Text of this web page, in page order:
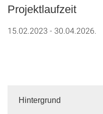
Projektlaufzeit
15.02.2023 - 30.04.2026.
Hintergrund